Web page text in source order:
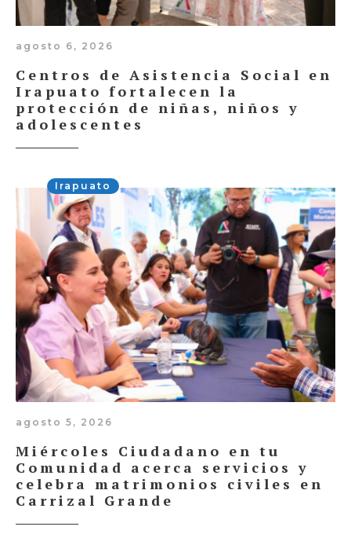
agosto 6, 2026
Centros de Asistencia Social en
Irapuato fortalecen la
protección de niñas, niños y
adolescentes
Irapuato
agosto 5, 2026
Miércoles Ciudadano en tu
Comunidad acerca servicios y
celebra matrimonios civiles en
Carrizal Grande